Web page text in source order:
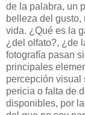
de la palabra, un
belleza del gusto,
vida. ¿Qué es la
¿del olfato?, ¿de
fotografía pasan
principales
percepción visual
pericia o falta de
disponibles, por